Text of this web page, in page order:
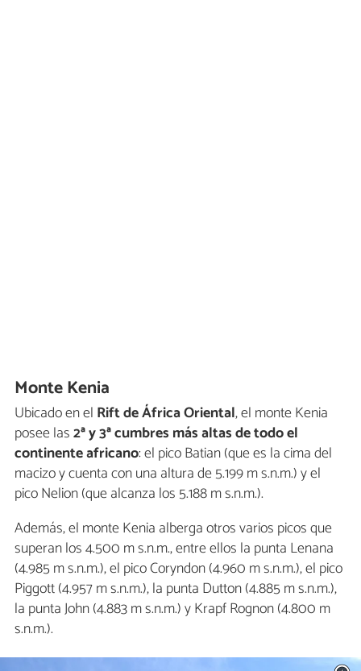
Monte Kenia
Ubicado en el Rift de África Oriental, el monte Kenia
posee las2ª y 3ª cumbres más altas de todo el
continente africano: el pico Batian (que es la cima del
macizo y cuenta con una altura de 5.199 m s.n.m.) y el
pico Nelion (que alcanza los 5.188 m s.n.m.).
Además, el monte Kenia alberga otros varios picos que
superan los 4.500 m s.n.m., entre ellos la punta Lenana
(4.985 m s.n.m.), el pico Coryndon (4.960 m s.n.m.), el pico
Piggott (4.957 m s.n.m.), la punta Dutton (4.885 m s.n.m.),
la punta John (4.883 m s.n.m.) y Krapf Rognon (4.800 m
s.n.m.).